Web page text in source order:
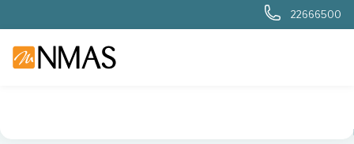
22666500
Nukleær, strålevern, beredskap,